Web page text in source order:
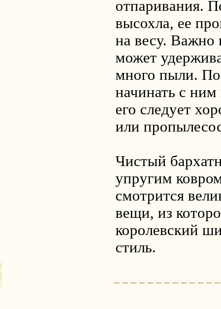
отпаривания.
высохла, ее
на весу. Важно
может
много пыли.
начинать с
его следует
или
Чистый
упругим
смотрится
вещи, из
королевский
стиль.